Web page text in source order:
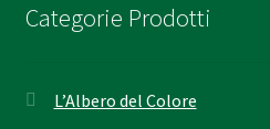
Categorie Prodotti
L’Albero del Colore